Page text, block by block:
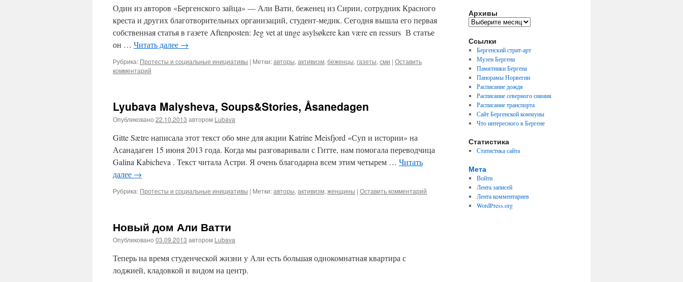
Один из авторов «Бергенского зайца» — Али Вати, беженец из Сирии, сотрудник Красного
креста и других благотворительных организаций, студент-медик. Сегодня вышла его первая
собственная статья в газете Aftenposten: Jeg vet at unge asylsøkere kan være en ressurs В статье
он … Читать далее →
Рубрика: Протесты и социальные инициативы | Метки:авторы, активизм, беженцы, газеты, сми | Оставить
комментарий
Lyubava Malysheva, Soups&Stories, Åsanedagen
Опубликовано 22.10.2013 автором Lubava
Gitte Sætre написала этот текст обо мне для акции Katrine Meisfjord «Суп и истории» на
Асанадаген 15 июня 2013 года. Когда мы разговаривали с Гитте, нам помогала переводчица
Galina Kabicheva . Текст читала Астри. Я очень благодарна всем этим четырем … Читать
далее →
Рубрика: Протесты и социальные инициативы | Метки:авторы, активизм, женщины | Оставить комментарий
Новый дом Али Ватти
Опубликовано 03.09.2013 автором Lubava
Теперь на время студенческой жизни у Али есть большая однокомнатная квартира с
лоджией, кладовкой и видом на центр.
Архивы
Архивы
Ссылки
Бергенский стрит-арт
Музеи Бергена
Памятники Бергена
Панорамы Норвегии
Расписание дождя
Расписание северного сияния
Расписание транспорта
Сайт Бергенской коммуны
Что интересного в Бергене
Статистика
Статистика сайта
Мета
Войти
Лента записей
Лента комментариев
WordPress.org